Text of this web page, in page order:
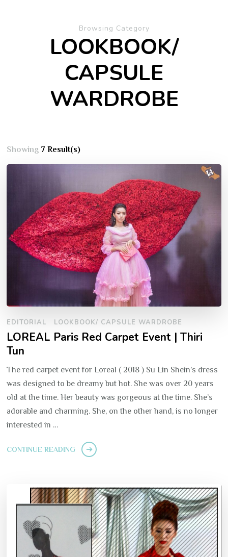
Browsing Category
LOOKBOOK/
CAPSULE
WARDROBE
Showing7 Result(s)
EDITORIAL LOOKBOOK/ CAPSULE WARDROBE
LOREAL Paris Red Carpet Event | Thiri
Tun
The red carpet event for Loreal ( 2018 ) Su Lin Shein’s dress
was designed to be dreamy but hot. She was over 20 years
old at the time. Her beauty was gorgeous at the time. She’s
adorable and charming. She, on the other hand, is no longer
interested in …
CONTINUE READING